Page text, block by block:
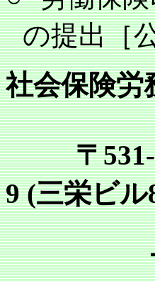
の提出［
社会保険労
〒
9 (三栄ビル
ＴＥＬ